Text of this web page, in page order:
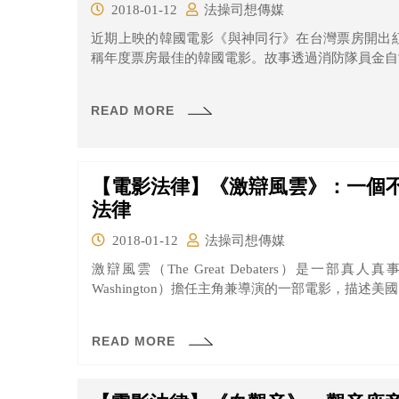
2018-01-12
法操司想傳媒
近期上映的韓國電影《與神同行》在台灣票房開
稱年度票房最佳的韓國電影。故事透過消防隊員金
READ MORE
【電影法律】《激辯風雲》：一
法律
2018-01-12
法操司想傳媒
激辯風雲（The Great Debaters）是一部真人真
Washington）擔任主角兼導演的一部電影，描述美
READ MORE